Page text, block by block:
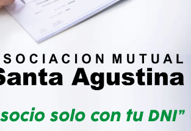
el inicio de
la Provincia:
se suma al paro